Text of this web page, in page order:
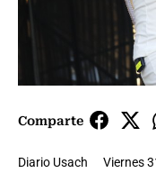
Comparte
Diario Usach Viernes